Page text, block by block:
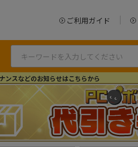
ご利用ガイド
ンスなどのお知らせはこちらから